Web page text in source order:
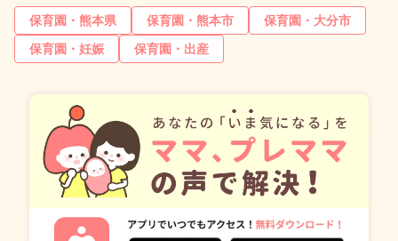
保育園・熊本県 保育園・熊本市
保育園・大分市
保育園・妊娠
保育園・出産